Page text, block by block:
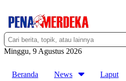
Minggu, 9 Agustus 2026
Beranda News Laput